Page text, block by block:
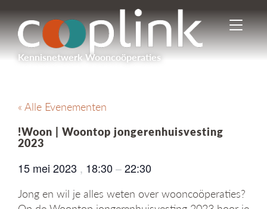
Kennisnetwerk Wooncoöperaties
I
n
-
e
« Alle Evenementen
!Woon | Woontop jongerenhuisvesting
2023
15 mei 2023 , 18:30 –22:30
Jong en wil je alles weten over wooncoöperaties?